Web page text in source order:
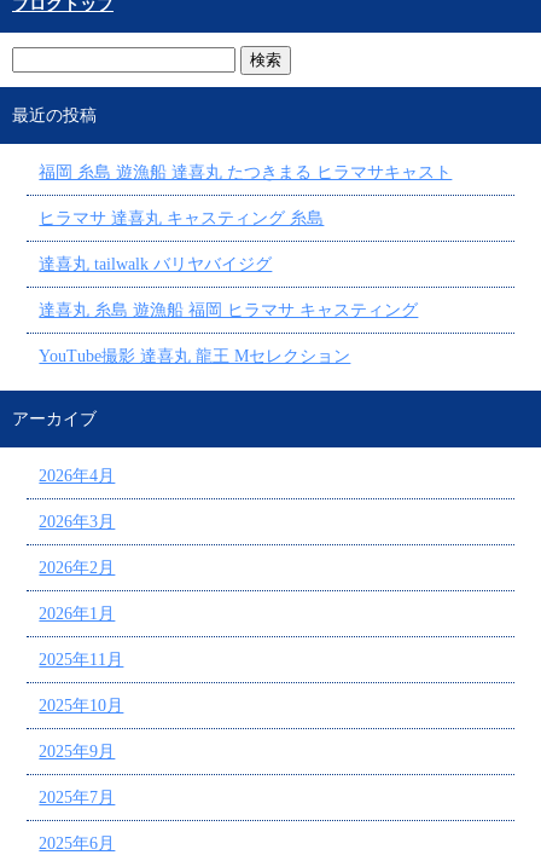
ブログトップ
最近の投稿
福岡 糸島 遊漁船 達喜丸 たつきまる ヒラマサキャスト
ヒラマサ 達喜丸 キャスティング 糸島
達喜丸 tailwalk バリヤバイジグ
達喜丸 糸島 遊漁船 福岡 ヒラマサ キャスティング
YouTube撮影 達喜丸 龍王 Mセレクション
アーカイブ
2026年4月
2026年3月
2026年2月
2026年1月
2025年11月
2025年10月
2025年9月
2025年7月
2025年6月